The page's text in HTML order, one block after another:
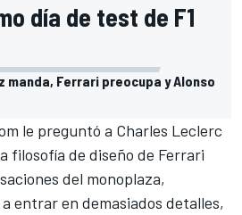
día de test de F1
manda, Ferrari preocupa y Alonso
le preguntó a Charles Leclerc
filosofía de diseño de Ferrari
del monoplaza,
entrar en demasiados detalles,